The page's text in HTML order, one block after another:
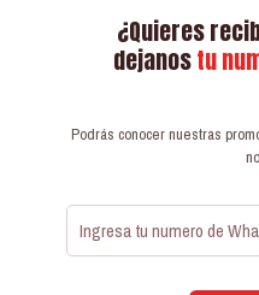
¿Quieres
dejanostu
Podrás conocer nuestras